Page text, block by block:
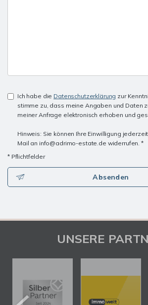
Ich habe die Datenschutzerklärung zur
stimme zu, dass meine Angaben und Daten
meiner Anfrage elektronisch erhoben und
Hinweis: Sie können Ihre Einwilligung
Mail an info@adrimo-estate.de widerrufen. *
* Pflichtfelder
Absenden
UNSERE